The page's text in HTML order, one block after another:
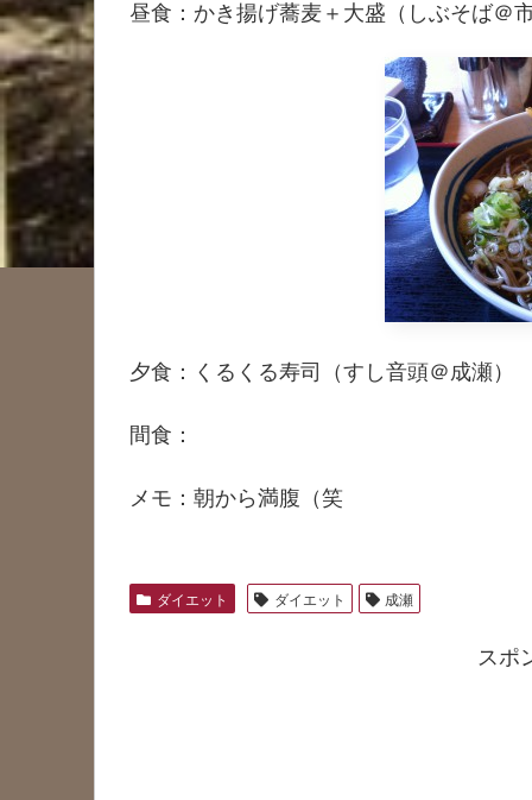
昼食：かき揚げ蕎麦＋大盛（しぶそば＠
夕食：くるくる寿司（すし音頭＠成瀬）
間食：
メモ：朝から満腹（笑
ダイエット ダイエット 成瀬
スポ